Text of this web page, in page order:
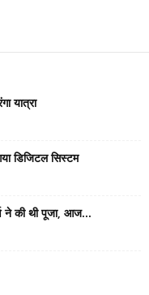
यात्रा
डिजिटल सिस्टम
ने की थी पूजा, आज...